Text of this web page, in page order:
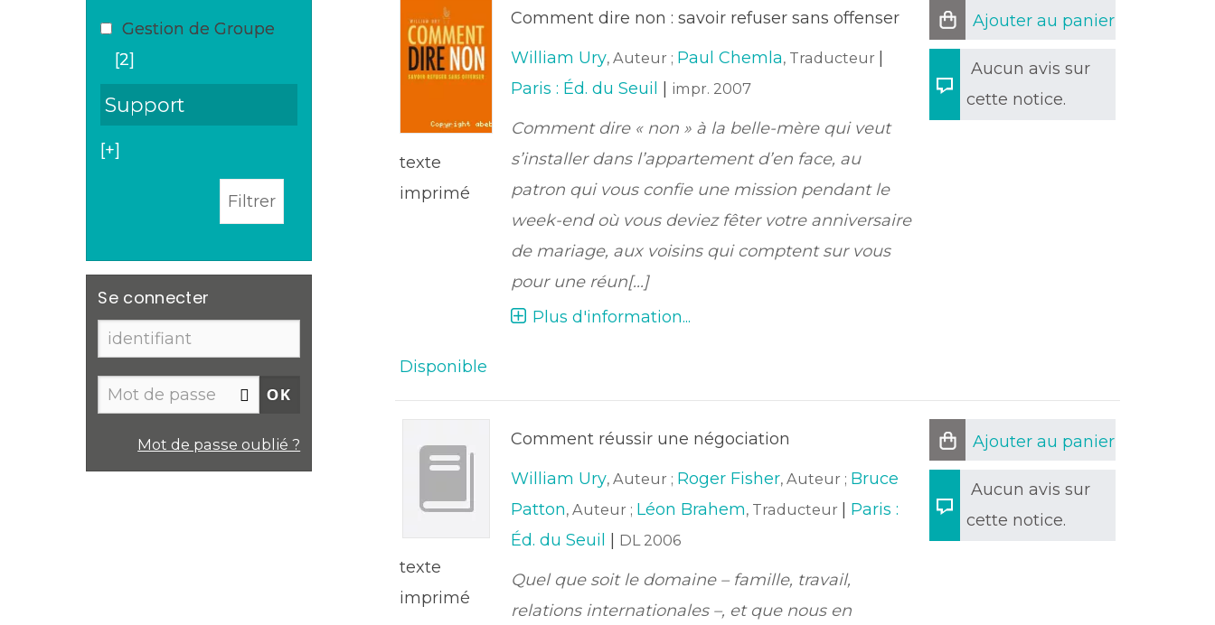
texte
imprimé
Comment dire non : savoir refuser sans offenser
William Ury, Auteur ; Paul Chemla, Traducteur
Paris : Éd. du Seuil
impr. 2007
Comment dire « non » à la belle-mère qui veut
s’installer dans l’appartement d’en face, au
patron qui vous confie une mission pendant le
week-end où vous deviez fêter votre anniversaire
de mariage, aux voisins qui comptent sur vous
pour une réun[...]
Plus d'information...
Ajouter au panier
Aucun avis sur
cette notice.
Disponible
texte
imprimé
Comment réussir une négociation
William Ury, Auteur ; Roger Fisher, Auteur ; Bruce
Patton, Auteur ; Léon Brahem, Traducteur
Paris :
Éd. du Seuil
DL 2006
Quel que soit le domaine – famille, travail,
relations internationales –, et que nous en
Ajouter au panier
Aucun avis sur
cette notice.
Gestion de Groupe
[2]
Support
[+]
Se connecter
Mot de passe oublié ?